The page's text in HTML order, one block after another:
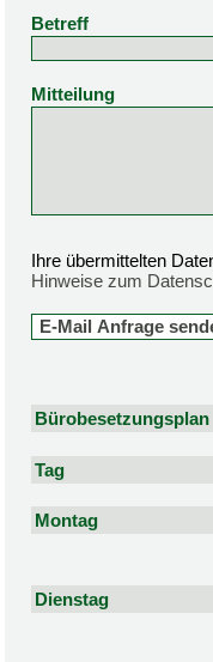
Betreff
Mitteilung
Ihre übermittelten
Hinweise zum
Bürobesetzungsplan
Tag
Montag
Dienstag